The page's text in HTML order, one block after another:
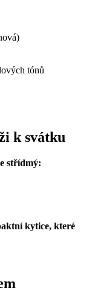
tónů
k svátku
střídmý:
kytice, které